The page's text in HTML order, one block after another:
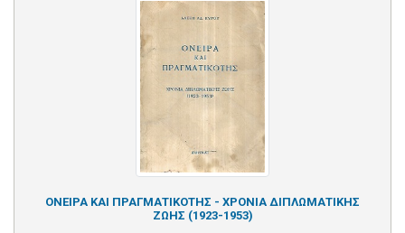
ΟΝΕΙΡΑ ΚΑΙ ΠΡΑΓΜΑΤΙΚΟΤΗΣ - ΧΡΟΝΙΑ ΔΙΠΛΩΜΑΤΙΚΗΣ
ΖΩΗΣ (1923-1953)